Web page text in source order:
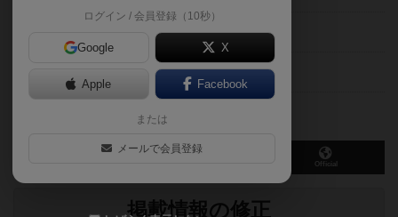
18時00分～24時00分
毎週日・水曜日
Official
掲載情報の修正
ログイン / 会員登録（10秒）
Google X
Apple Facebook
または
メールで会員登録